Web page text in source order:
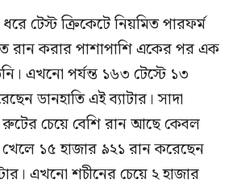
টেস্ট ক্রিকেটে নিয়মিত পারফর্ম
রান করার পাশাপাশি একের পর এক
এখনো পর্যন্ত ১৬৩ টেস্টে ১৩
ডানহাতি এই ব্যাটার। সাদা
চেয়ে বেশি রান আছে কেবল
১৫ হাজার ৯২১ রান করেছেন
এখনো শচীনের চেয়ে ২ হাজার